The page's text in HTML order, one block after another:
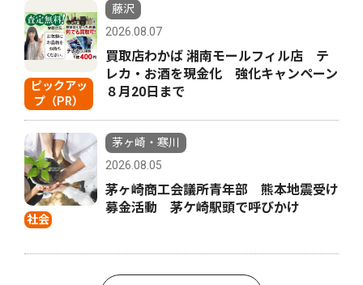
ピックアッ
プ（PR）
藤沢
2026.08.07
買取店わかば 湘南モールフィル店 テ
レカ・お酒を現金化 強化キャンペーン
８月20日まで
社会
茅ヶ崎・寒川
2026.08.05
茅ヶ崎商工会議所青年部 熊本地震受け
募金活動 茅ケ崎駅頭で呼びかけ